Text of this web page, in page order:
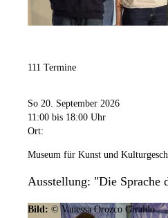
111 Termine
So 20. September 2026
11:00 bis 18:00 Uhr
Ort:
Museum für Kunst und
Ausstellung: "Die Sprache
Bild: © Vanessa Orozco Giraldo